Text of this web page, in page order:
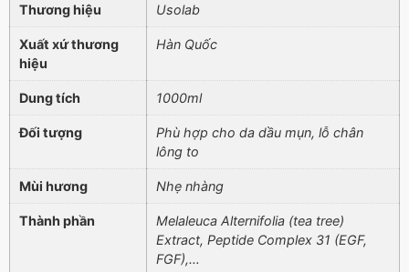
Thương hiệu Usolab
Xuất xứ thương
hiệu
Hàn Quốc
Dung tích 1000ml
Đối tượng
Phù hợp cho da dầu mụn, lỗ chân
lông to
Mùi hương Nhẹ nhàng
Thành phần
Melaleuca Alternifolia (tea tree)
Extract, Peptide Complex 31 (EGF,
FGF),…